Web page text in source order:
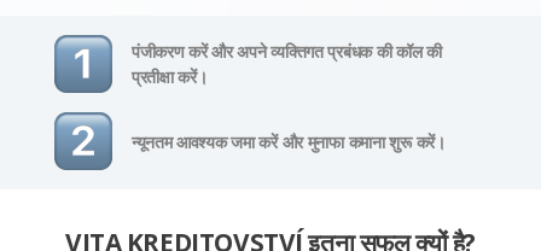
पंजीकरण करें और अपने व्यक्तिगत प्रबंधक की कॉल की
प्रतीक्षा करें।
न्यूनतम आवश्यक जमा करें और मुनाफा कमाना शुरू करें।
VITA KREDITOVSTVÍ इतना सफल क्यों है?